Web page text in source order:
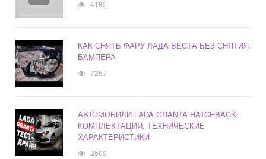
4185
КАК СНЯТЬ ФАРУ ЛАДА ВЕСТА БЕЗ СНЯТИЯ
БАМПЕРА
7267
АВТОМОБИЛИ LADA GRANTA HATCHBACK:
КОМПЛЕКТАЦИЯ, ТЕХНИЧЕСКИЕ
ХАРАКТЕРИСТИКИ
2509